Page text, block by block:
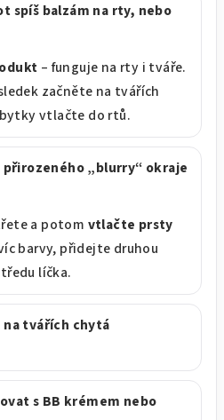
spíš balzám na rty, nebo
– funguje na rty i tváře.
začněte na tvářích
vtlačte do rtů.
„blurry“ okraje
a potom vtlačte prsty
barvy, přidejte druhou
líčka.
na tvářích chytá
s BB krémem nebo